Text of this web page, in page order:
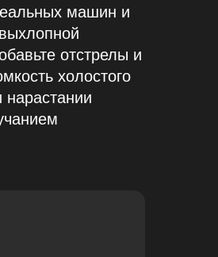
машин и
отстрелы и
холостого
нарастании